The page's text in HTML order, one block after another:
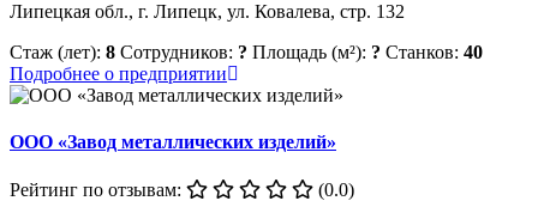
Липецкая обл., г. Липецк, ул. Ковалева, стр. 132
Стаж (лет): 8 Сотрудников: ? Площадь (м²): ? Станков: 40
Подробнее о предприятии
ООО «Завод металлических изделий»
Рейтинг по отзывам:
(0.0)